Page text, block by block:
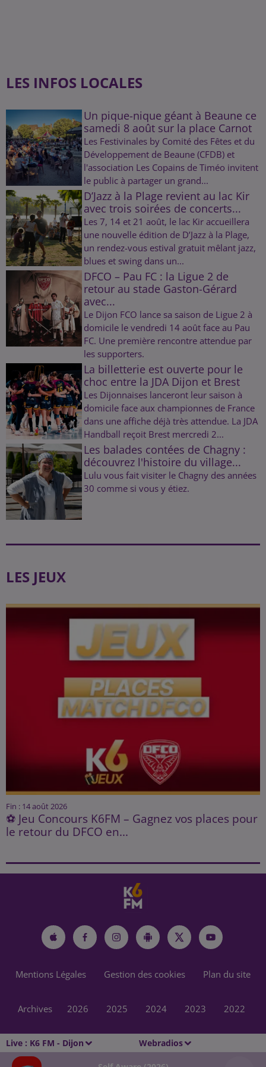
Live : K6 FM - Dijon Webradios
LES INFOS LOCALES
Un pique-nique géant à Beaune ce
samedi 8 août sur la place Carnot
Les Festivinales by Comité des Fêtes et du
Développement de Beaune (CFDB) et
l'association Les Copains de Timéo invitent
le public à partager un grand...
D’Jazz à la Plage revient au lac Kir
avec trois soirées de concerts...
Les 7, 14 et 21 août, le lac Kir accueillera
une nouvelle édition de D’Jazz à la Plage,
un rendez-vous estival gratuit mêlant jazz,
blues et swing dans un...
DFCO – Pau FC : la Ligue 2 de
retour au stade Gaston-Gérard
avec...
Le Dijon FCO lance sa saison de Ligue 2 à
domicile le vendredi 14 août face au Pau
FC. Une première rencontre attendue par
les supporters.
La billetterie est ouverte pour le
choc entre la JDA Dijon et Brest
Les Dijonnaises lanceront leur saison à
domicile face aux championnes de France
dans une affiche déjà très attendue. La JDA
Handball reçoit Brest mercredi 2...
Les balades contées de Chagny :
découvrez l'histoire du village...
Lulu vous fait visiter le Chagny des années
30 comme si vous y étiez.
LES JEUX
Fin : 14 août 2026
⚽ Jeu Concours K6FM – Gagnez vos places pour
le retour du DFCO en...
Mentions Légales Gestion des cookies Plan du site
Archives 2026 2025 2024 2023 2022